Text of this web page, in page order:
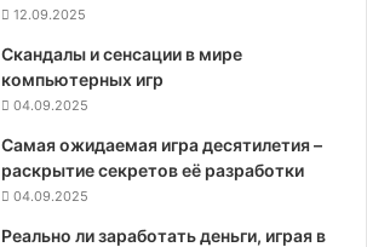
12.09.2025
Скандалы и сенсации в мире
компьютерных игр
04.09.2025
Самая ожидаемая игра десятилетия –
раскрытие секретов её разработки
04.09.2025
Реально ли заработать деньги, играя в